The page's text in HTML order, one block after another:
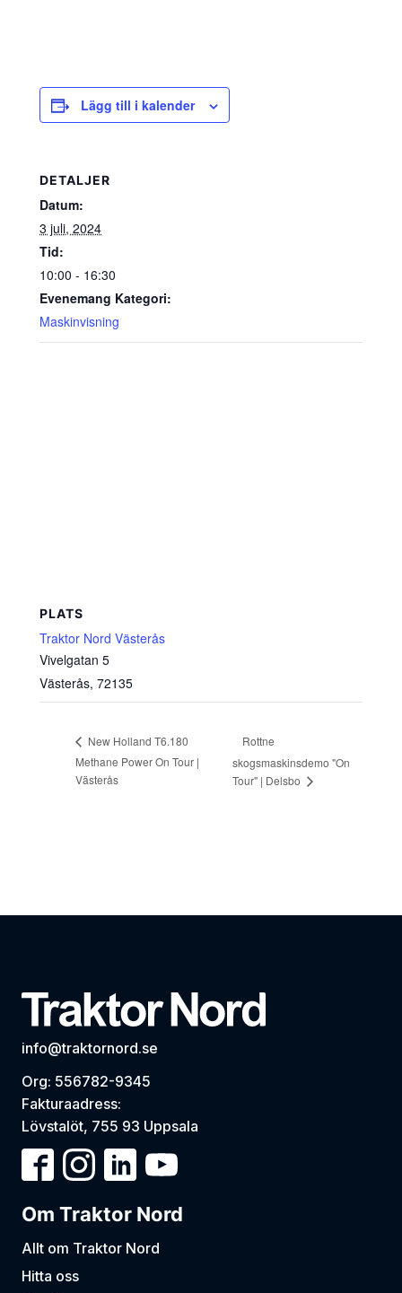
Lägg till i kalender
DETALJER
Datum:
3 juli, 2024
Tid:
10:00 - 16:30
Evenemang Kategori:
Maskinvisning
PLATS
Traktor Nord Västerås
Vivelgatan 5
Västerås, 72135
New Holland T6.180
Methane Power On Tour |
Västerås
Rottne
skogsmaskinsdemo "On
Tour" | Delsbo
info@traktornord.se
Org: 556782-9345
Fakturaadress:
Lövstalöt, 755 93 Uppsala
Om Traktor Nord
Allt om Traktor Nord
Hitta oss